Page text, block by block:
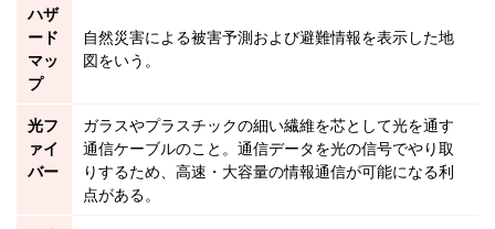
ハザ
ード
マッ
プ
自然災害による被害予測および避難情報を表示した地
図をいう。
光フ
ァイ
バー
ガラスやプラスチックの細い繊維を芯として光を通す
通信ケーブルのこと。通信データを光の信号でやり取
りするため、高速・大容量の情報通信が可能になる利
点がある。